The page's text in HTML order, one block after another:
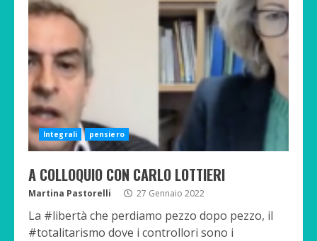
Integrali pensiero
A COLLOQUIO CON CARLO LOTTIERI
Martina Pastorelli 27 Gennaio 2022
La #libertà che perdiamo pezzo dopo pezzo, il
#totalitarismo dove i controllori sono i